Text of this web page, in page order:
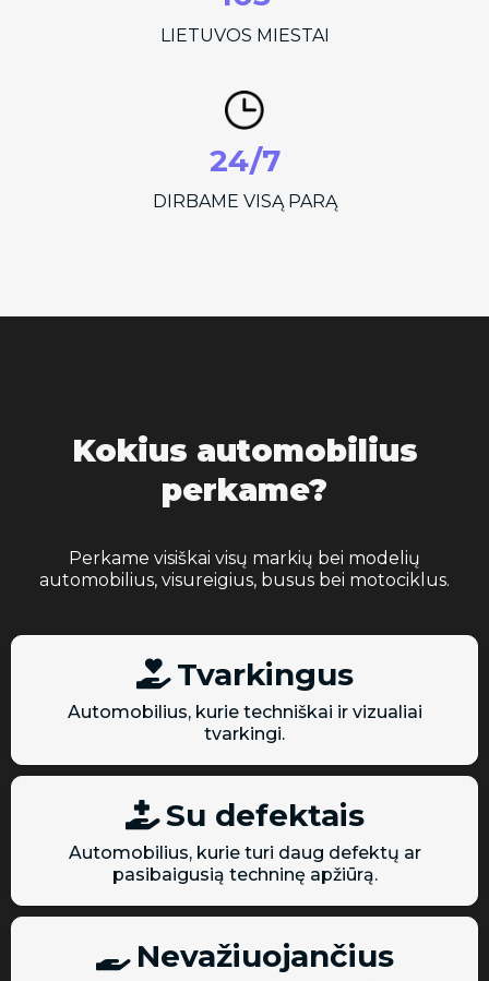
LIETUVOS MIESTAI
24/7
DIRBAME VISĄ PARĄ
Kokius automobilius
perkame?
Perkame visiškai visų markių bei modelių
automobilius, visureigius, busus bei motociklus.
Tvarkingus
Automobilius, kurie techniškai ir vizualiai
tvarkingi.
Su defektais
Automobilius, kurie turi daug defektų ar
pasibaigusią techninę apžiūrą.
Nevažiuojančius